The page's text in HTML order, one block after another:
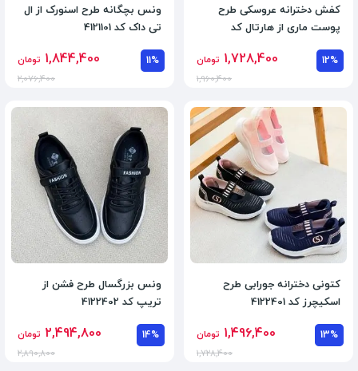
کفش دخترانه عروسکی طرح
پوست ماری از هارتال کد
12%
1,728,400 تومان
1,960,400
ونس بچگانه طرح اسنورک از ال
تی داک کد 4121101
11%
1,844,400 تومان
2,076,400
کتونی دخترانه جورابی طرح
اسکیچرز کد 4122401
13%
1,496,400 تومان
1,728,400
ونس بزرگسال طرح فشن از
تریپ کد 4122402
14%
2,494,800 تومان
2,890,800